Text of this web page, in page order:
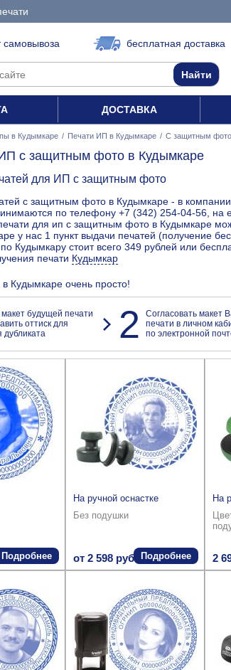
самовывоза бесплатная доставка
ДОСТАВКА
в Кудымкаре / Печати ИП в Кудымкаре / С защитным фото
с защитным фото в Кудымкаре
для ИП с защитным фото
с защитным фото в Кудымкаре - в
по телефону +7 (342) 254-04-56, на
для ип с защитным фото в Кудымкаре
у нас 1 пункт выдачи печатей (получение
Кудымкару стоит всего 349 рублей или
печати Кудымкар
в Кудымкаре очень просто!
будущей печати
оттиск для
дубликата
2
Согласовать макет
печати в личном
по электронной
Подробнее
На ручной оснастке
Без подушки
от 2 598 руб. Подробнее
На
2